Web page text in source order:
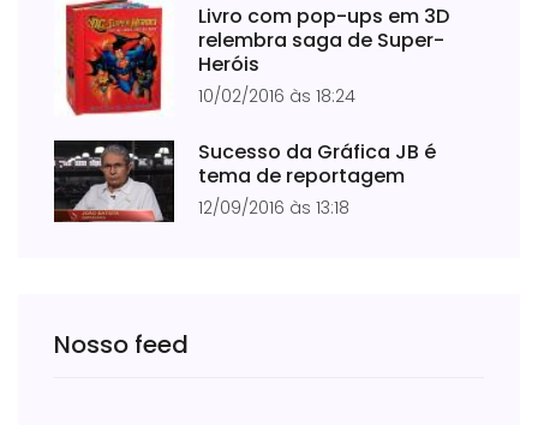
Livro com pop-ups em 3D
relembra saga de Super-
Heróis
10/02/2016 às 18:24
Sucesso da Gráfica JB é
tema de reportagem
12/09/2016 às 13:18
Nosso feed